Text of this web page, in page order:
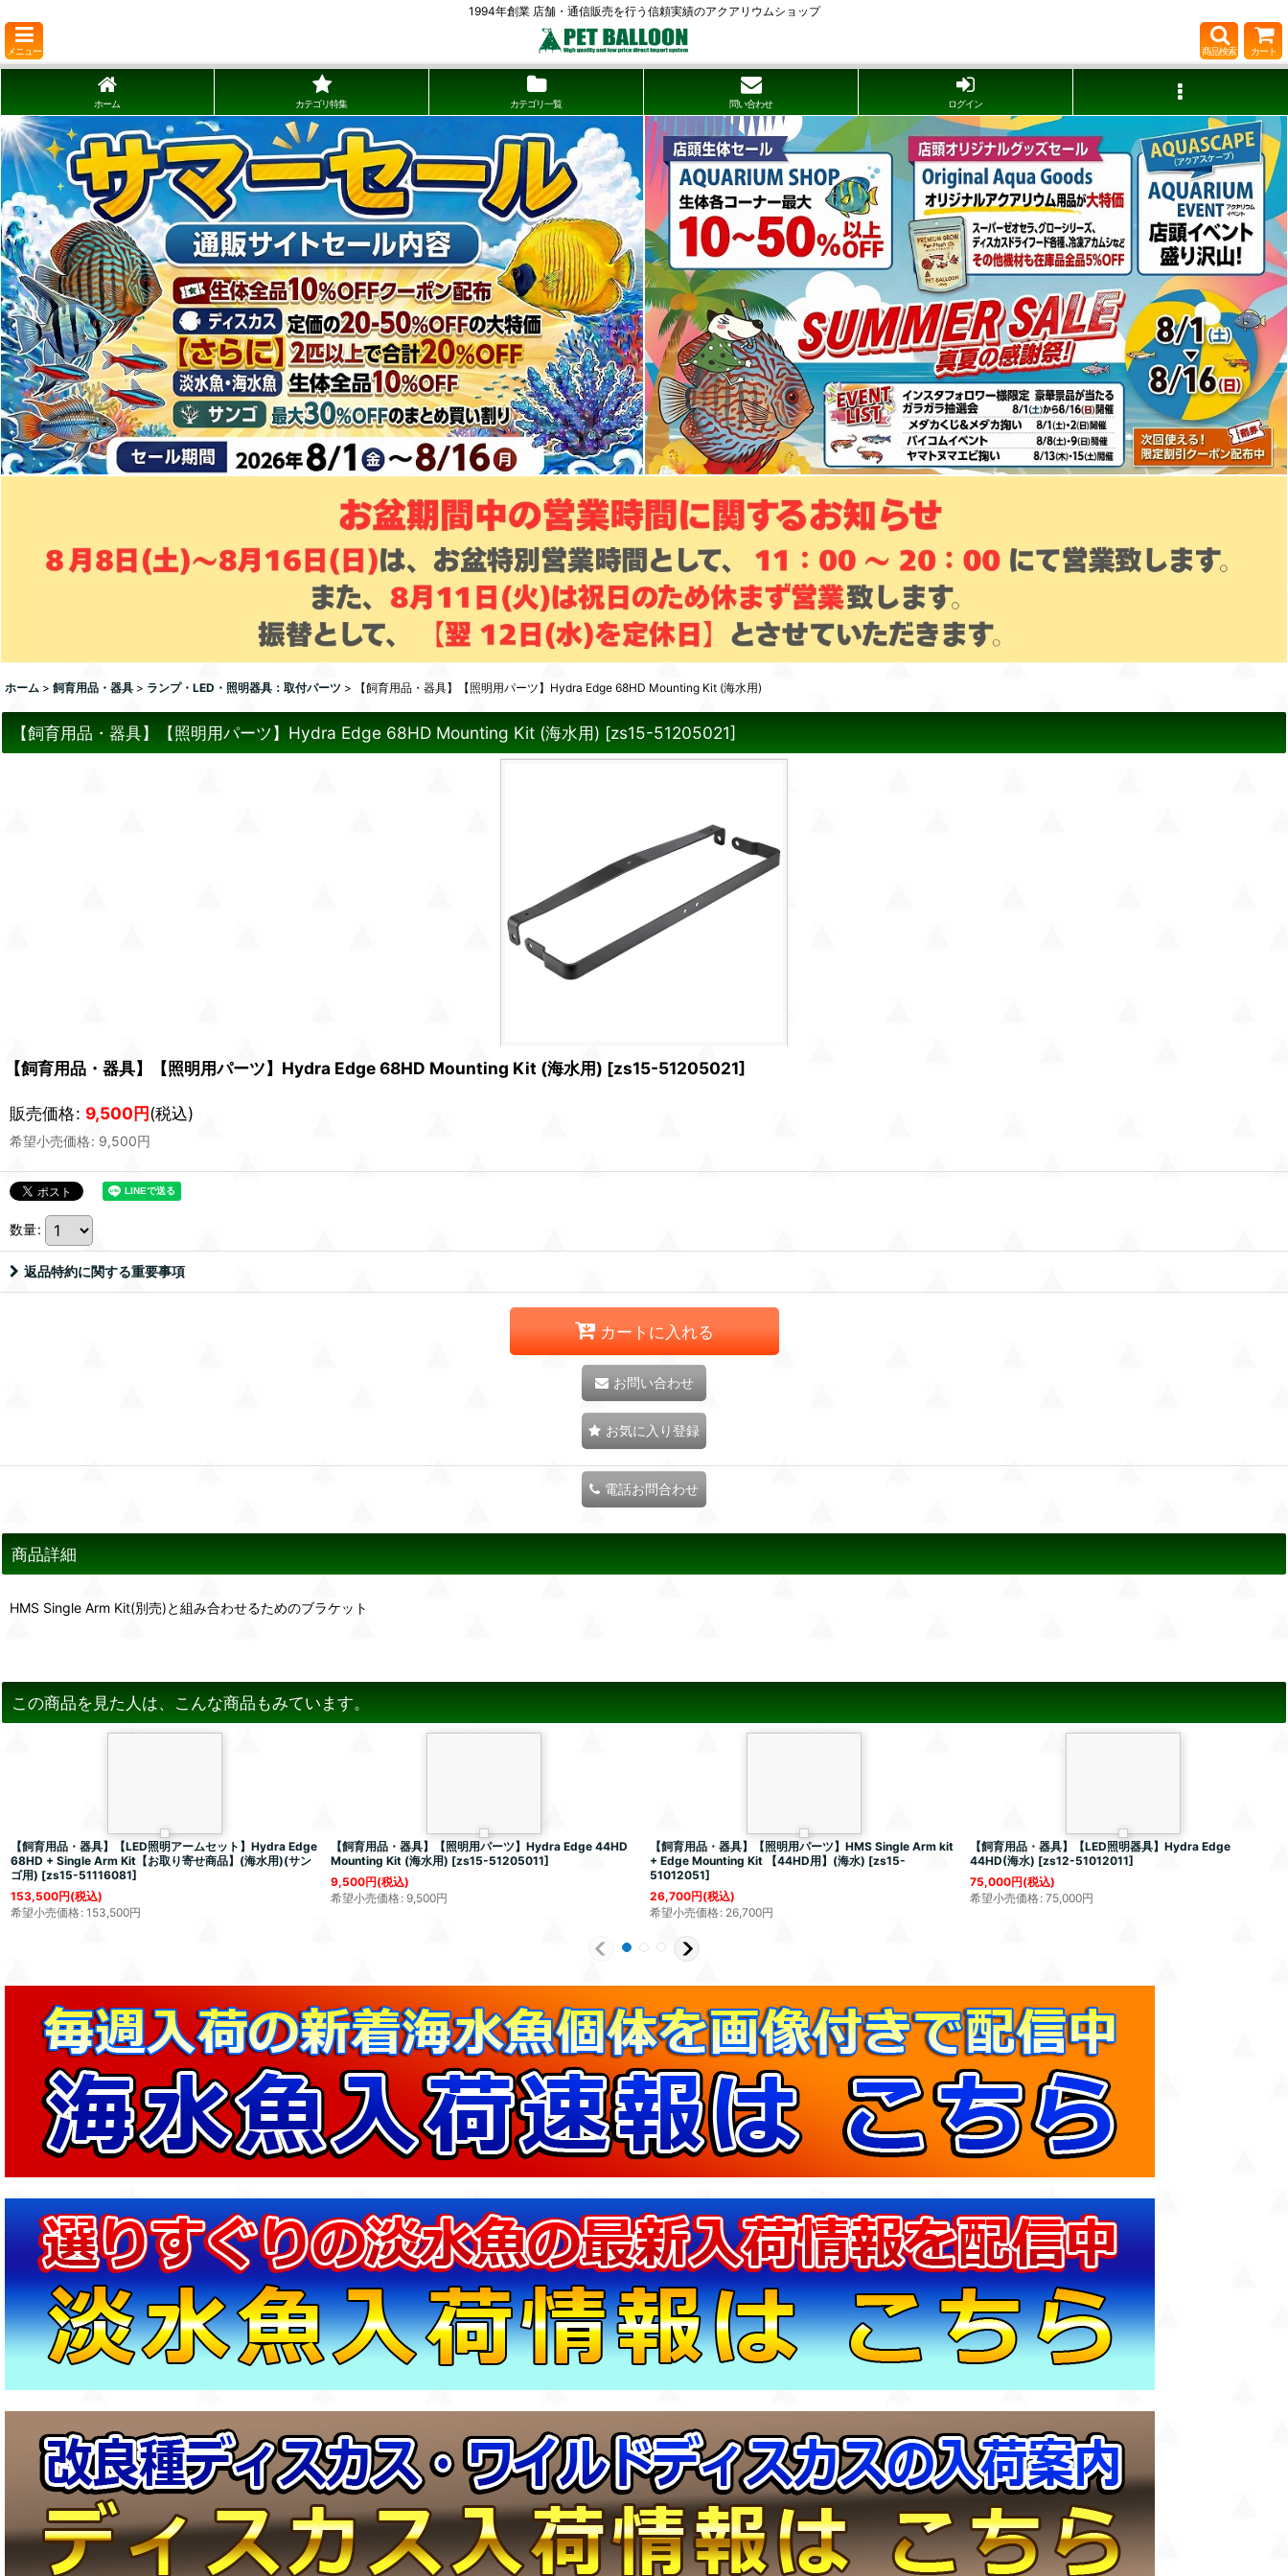
1994年創業 店舗・通信販売を行う信頼実績のアクアリウムショップ
メニュー 商品検索 カート
ホーム カテゴリ特集 カテゴリ一覧 問い合わせ ログイン
ホーム > 飼育用品・器具 > ランプ・LED・照明器具：取付パーツ > 【飼育用品・器具】【照明用パーツ】Hydra Edge 68HD Mounting Kit (海水用)
【飼育用品・器具】【照明用パーツ】Hydra Edge 68HD Mounting Kit (海水用) [zs15-51205021]
【飼育用品・器具】【照明用パーツ】Hydra Edge 68HD Mounting Kit (海水用) [zs15-51205021]
販売価格: 9,500円(税込)
希望小売価格: 9,500円
数量:
返品特約に関する重要事項
カートに入れる
お問い合わせ
お気に入り登録
電話お問合わせ
商品詳細
HMS Single Arm Kit(別売)と組み合わせるためのブラケット
この商品を見た人は、こんな商品もみています。
【飼育用品・器具】【LED照明アームセット】Hydra Edge
68HD + Single Arm Kit【お取り寄せ商品】(海水用)(サン
ゴ用) [zs15-51116081]
153,500円(税込)
希望小売価格: 153,500円
【飼育用品・器具】【照明用パーツ】Hydra Edge 44HD
Mounting Kit (海水用) [zs15-51205011]
9,500円(税込)
希望小売価格: 9,500円
【飼育用品・器具】【照明用パーツ】HMS Single Arm kit
+ Edge Mounting Kit 【44HD用】(海水) [zs15-
51012051]
26,700円(税込)
希望小売価格: 26,700円
【飼育用品・器具】【LED照明器具】Hydra Edge
44HD(海水) [zs12-51012011]
75,000円(税込)
希望小売価格: 75,000円